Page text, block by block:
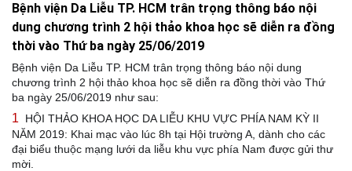
Bệnh viện Da Liễu TP. HCM trân trọng thông báo nội
dung chương trình 2 hội thảo khoa học sẽ diễn ra đồng
thời vào Thứ ba ngày 25/06/2019
Bệnh viện Da Liễu TP. HCM trân trọng thông báo nội dung
chương trình 2 hội thảo khoa học sẽ diễn ra đồng thời vào Thứ
ba ngày 25/06/2019 như sau:
1 HỘI THẢO KHOA HỌC DA LIỄU KHU VỰC PHÍA NAM KỲ II
NĂM 2019: Khai mạc vào lúc 8h tại Hội trường A, dành cho các
đại biểu thuộc mạng lưới da liễu khu vực phía Nam được gửi thư
mời.